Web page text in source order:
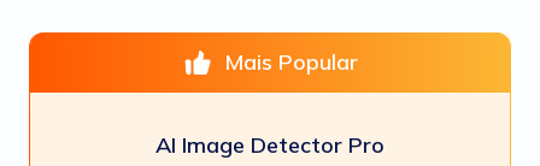
Mais Popular
AI Image Detector Pro